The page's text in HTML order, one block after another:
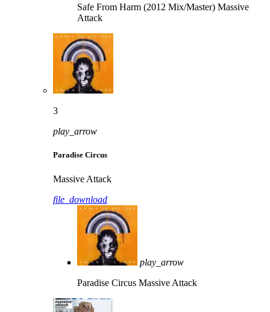
Safe From Harm (2012 Mix/Master) Massive
Attack
3
play_arrow
Paradise Circus
Massive Attack
file_download
play_arrow
Paradise Circus Massive Attack